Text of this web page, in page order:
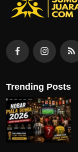
Trending Posts